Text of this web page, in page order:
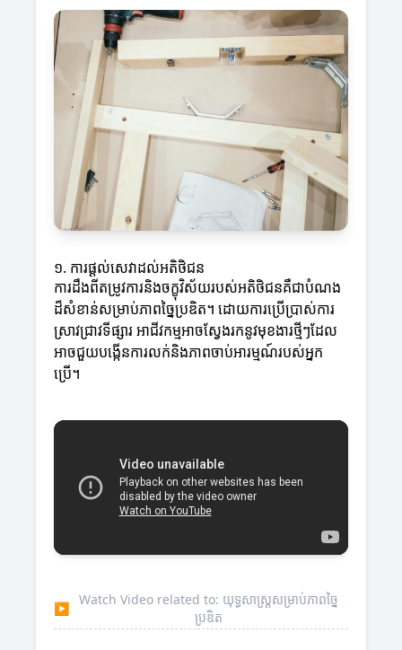
១. ការផ្ដល់សេវាដល់អតិថិជន
ការដឹងពីតម្រូវការនិងចក្ខុវិស័យរបស់អតិថិជនគឺជាបំណង
ដ៏សំខាន់សម្រាប់ភាពច្នៃប្រឌិត។ ដោយការប្រើប្រាស់ការ
ស្រាវជ្រាវទីផ្សារ អាជីវកម្មអាចស្វែងរកនូវមុខងារថ្មីៗដែល
អាចជួយបង្កើនការលក់និងភាពចាប់អារម្មណ៍របស់អ្នក
ប្រើ។
▶
Watch Video related to: យុទ្ធសាស្ត្រសម្រាប់ភាពច្នៃ
ប្រឌិត